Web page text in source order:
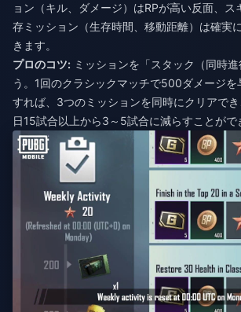
ョン（キル、ダメージ）はRPが高い反面、ス
存ミッション（生存時間、移動距離）は確実
きます。
プロのコツ: ミッションを「スタック（同時
う。1回のクラシックマッチで500ダメージ
すれば、3つのミッションを同時にクリアで
日15試合以上から3～5試合に減らすことがで